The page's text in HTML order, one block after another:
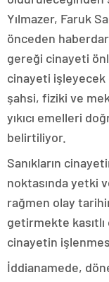
Yılmazer, Faruk
önceden
gereği cinayeti
cinayeti işleyecek
şahsi, fiziki ve
yıkıcı emelleri
belirtiliyor.
Sanıkların
noktasında yetki
rağmen olay
getirmekte kasıtlı
cinayetin
İddianamede,